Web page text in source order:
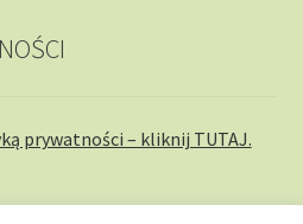
prywatności – kliknij TUTAJ.